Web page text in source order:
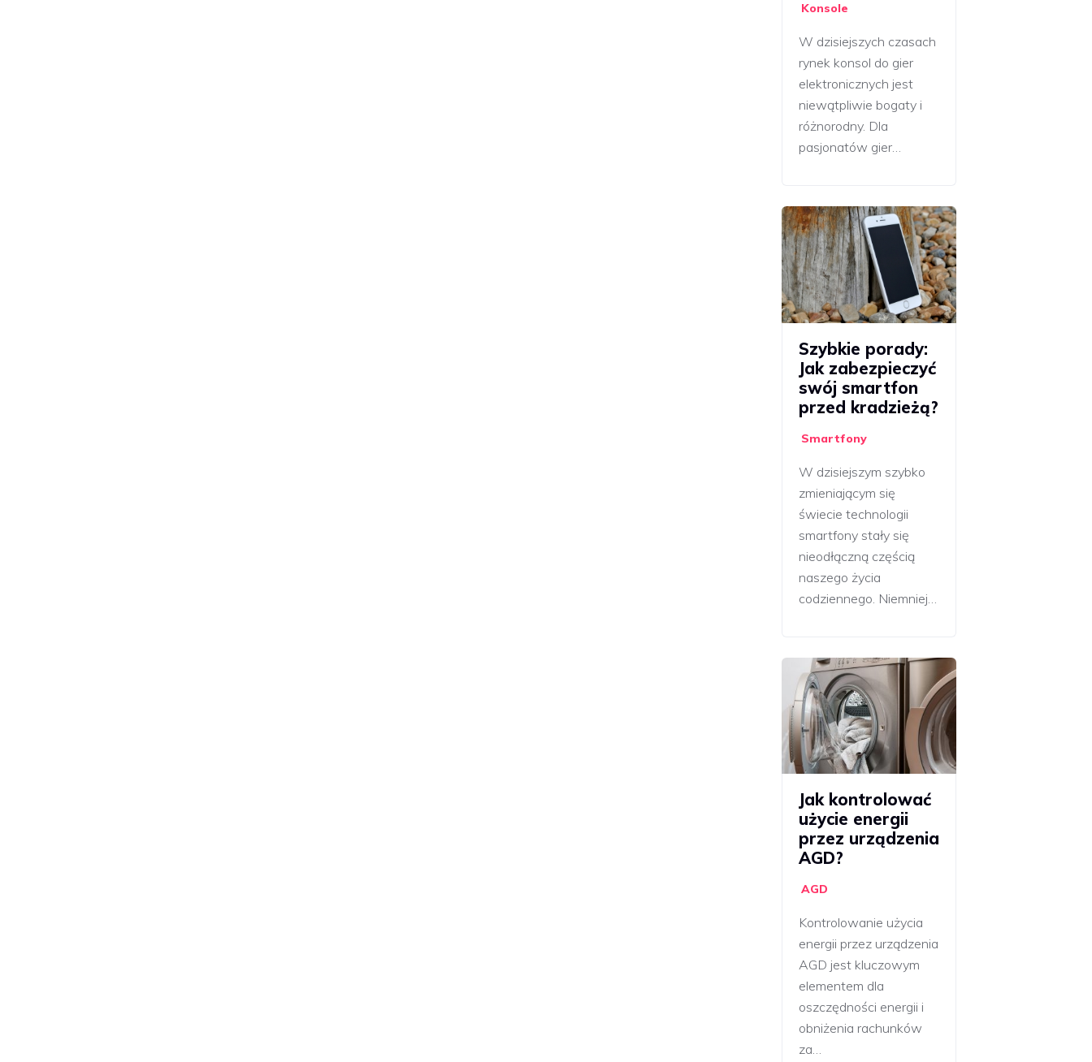
Konsole
W dzisiejszych czasach
rynek konsol do gier
elektronicznych jest
niewątpliwie bogaty i
różnorodny. Dla
pasjonatów gier…
Szybkie porady:
Jak zabezpieczyć
swój smartfon
przed kradzieżą?
Smartfony
W dzisiejszym szybko
zmieniającym się
świecie technologii
smartfony stały się
nieodłączną częścią
naszego życia
codziennego. Niemniej…
Jak kontrolować
użycie energii
przez urządzenia
AGD?
AGD
Kontrolowanie użycia
energii przez urządzenia
AGD jest kluczowym
elementem dla
oszczędności energii i
obniżenia rachunków
za…